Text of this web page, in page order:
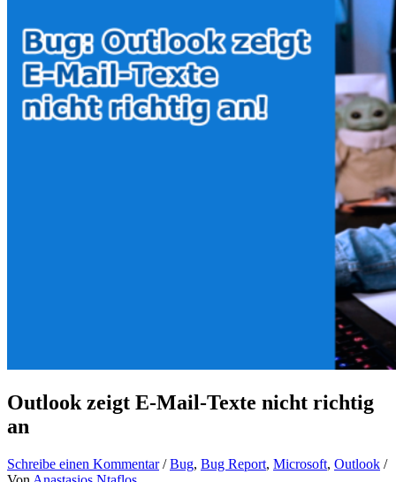
Outlook zeigt E-Mail-Texte nicht richtig
an
Schreibe einen Kommentar /Bug, Bug Report, Microsoft, Outlook /